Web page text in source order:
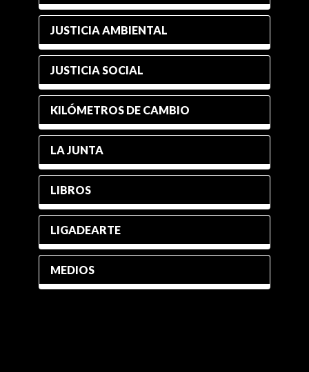
JUSTICIA AMBIENTAL
JUSTICIA SOCIAL
KILÓMETROS DE CAMBIO
LA JUNTA
LIBROS
LIGADEARTE
MEDIOS